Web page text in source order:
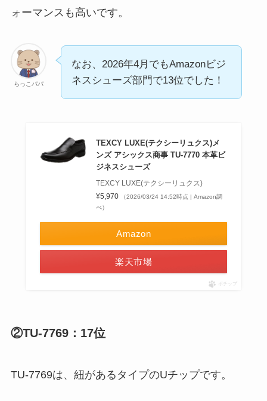
ォーマンスも高いです。
らっこパパ
なお、2026年4月でもAmazonビジ
ネスシューズ部門で13位でした！
TEXCY LUXE(テクシーリュクス)メ
ンズ アシックス商事 TU-7770 本革ビ
ジネスシューズ
TEXCY LUXE(テクシーリュクス)
¥5,970
（2026/03/24 14:52時点 | Amazon調
べ）
Amazon
楽天市場
ポチップ
②TU-7769：17位
TU-7769は、紐があるタイプのUチップです。